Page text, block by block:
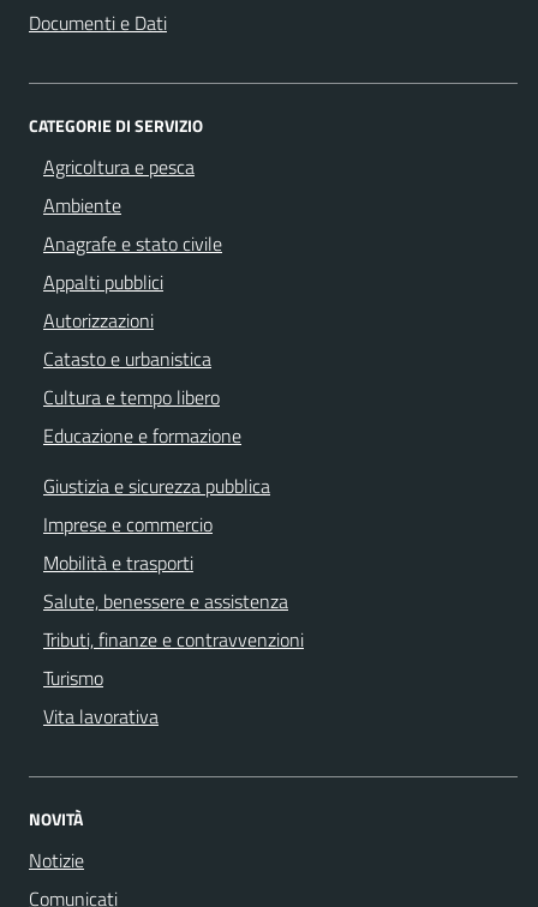
Documenti e Dati
CATEGORIE DI SERVIZIO
Agricoltura e pesca
Ambiente
Anagrafe e stato civile
Appalti pubblici
Autorizzazioni
Catasto e urbanistica
Cultura e tempo libero
Educazione e formazione
Giustizia e sicurezza pubblica
Imprese e commercio
Mobilità e trasporti
Salute, benessere e assistenza
Tributi, finanze e contravvenzioni
Turismo
Vita lavorativa
NOVITÀ
Notizie
Comunicati